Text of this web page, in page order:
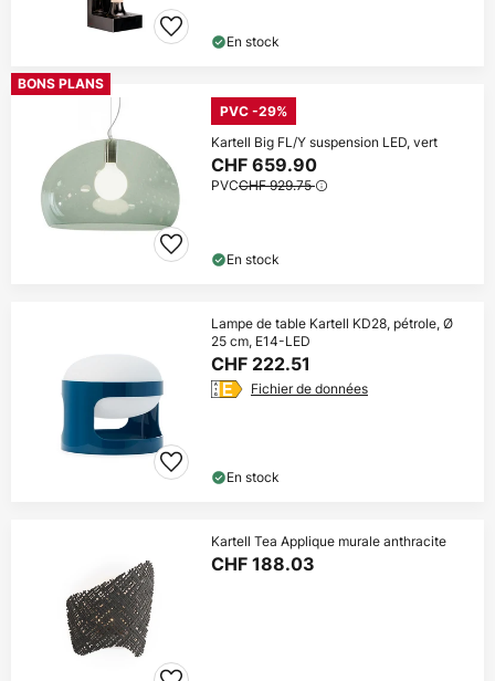
En stock
BONS PLANS
PVC -29%
Kartell Big FL/Y suspension LED, vert
CHF 659.90
PVCCHF 929.75
En stock
Lampe de table Kartell KD28, pétrole, Ø
25 cm, E14-LED
CHF 222.51
Fichier de données
En stock
Kartell Tea Applique murale anthracite
CHF 188.03